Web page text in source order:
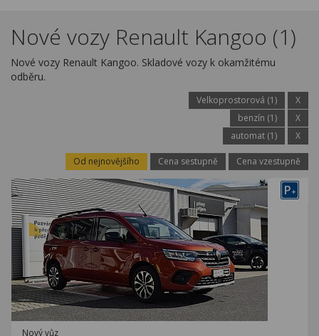
Kariéra
Kontakty
Nové vozy Renault Kangoo (1)
Nové vozy Renault Kangoo. Skladové vozy k okamžitému
odběru.
Velkoprostorová (1)
X
benzín (1)
X
automat (1)
X
Od nejnovějšího Cena sestupně Cena vzestupně
P+
Nový vůz